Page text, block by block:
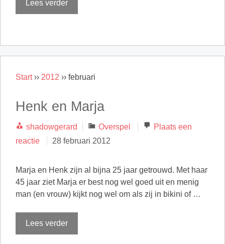
Lees verder
Start›› 2012 ›› februari
Henk en Marja
shadowgerard Categorieën
Overspel
Plaats een
reactie
28 februari 2012
Marja en Henk zijn al bijna 25 jaar getrouwd. Met haar
45 jaar ziet Marja er best nog wel goed uit en menig
man (en vrouw) kijkt nog wel om als zij in bikini of …
Lees verder